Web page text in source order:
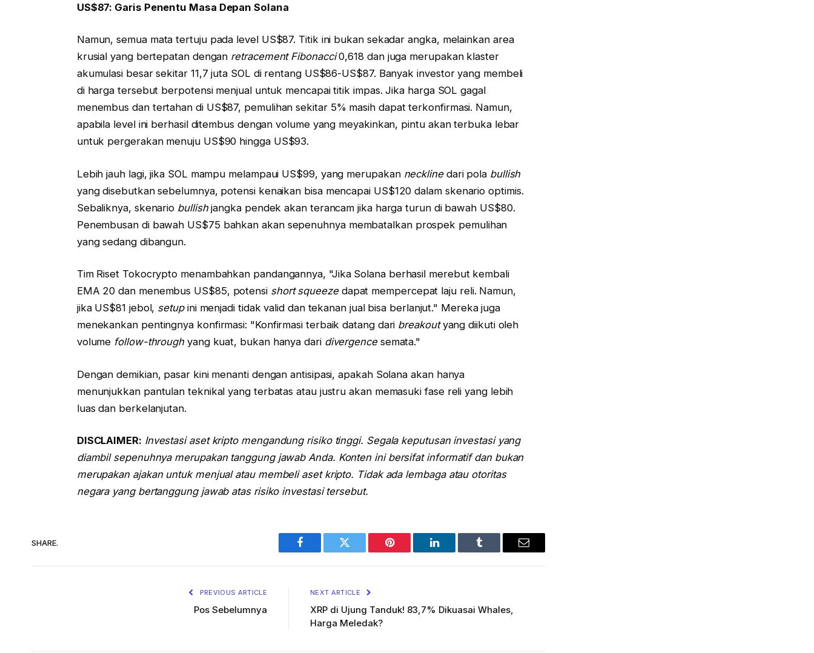
US$87: Garis Penentu Masa Depan Solana
Namun, semua mata tertuju pada level US$87. Titik ini bukan sekadar angka, melainkan area
krusial yang bertepatan dengan retracement Fibonacci0,618 dan juga merupakan klaster
akumulasi besar sekitar 11,7 juta SOL di rentang US$86-US$87. Banyak investor yang membeli
di harga tersebut berpotensi menjual untuk mencapai titik impas. Jika harga SOL gagal
menembus dan tertahan di US$87, pemulihan sekitar 5% masih dapat terkonfirmasi. Namun,
apabila level ini berhasil ditembus dengan volume yang meyakinkan, pintu akan terbuka lebar
untuk pergerakan menuju US$90 hingga US$93.
Lebih jauh lagi, jika SOL mampu melampaui US$99, yang merupakan necklinedari pola bullish
yang disebutkan sebelumnya, potensi kenaikan bisa mencapai US$120 dalam skenario optimis.
Sebaliknya, skenario bullishjangka pendek akan terancam jika harga turun di bawah US$80.
Penembusan di bawah US$75 bahkan akan sepenuhnya membatalkan prospek pemulihan
yang sedang dibangun.
Tim Riset Tokocrypto menambahkan pandangannya, "Jika Solana berhasil merebut kembali
EMA 20 dan menembus US$85, potensi short squeezedapat mempercepat laju reli. Namun,
jika US$81 jebol, setupini menjadi tidak valid dan tekanan jual bisa berlanjut." Mereka juga
menekankan pentingnya konfirmasi: "Konfirmasi terbaik datang dari breakoutyang diikuti oleh
volume follow-through yang kuat, bukan hanya dari divergencesemata."
Dengan demikian, pasar kini menanti dengan antisipasi, apakah Solana akan hanya
menunjukkan pantulan teknikal yang terbatas atau justru akan memasuki fase reli yang lebih
luas dan berkelanjutan.
DISCLAIMER: Investasi aset kripto mengandung risiko tinggi. Segala keputusan investasi yang
diambil sepenuhnya merupakan tanggung jawab Anda. Konten ini bersifat informatif dan bukan
merupakan ajakan untuk menjual atau membeli aset kripto. Tidak ada lembaga atau otoritas
negara yang bertanggung jawab atas risiko investasi tersebut.
SHARE.
Facebook Twitter Pinterest LinkedIn Tumblr Email
PREVIOUS ARTICLE
Pos Sebelumnya
NEXT ARTICLE
XRP di Ujung Tanduk! 83,7% Dikuasai Whales,
Harga Meledak?